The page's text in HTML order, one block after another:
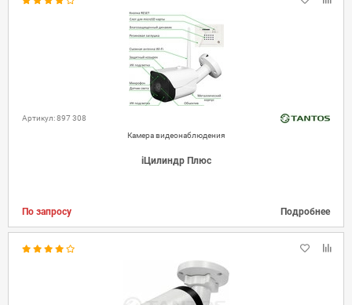
Артикул: 897 308
Камера видеонаблюдения
iЦилиндр Плюс
По запросу Подробнее